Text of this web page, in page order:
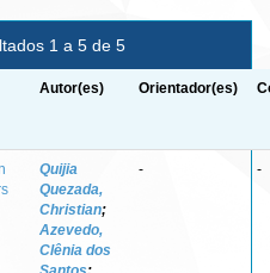
1 a 5 de 5
Autor(es) Orientador(es)
Quijia
Quezada,
Christian;
Azevedo,
Clênia dos
- -